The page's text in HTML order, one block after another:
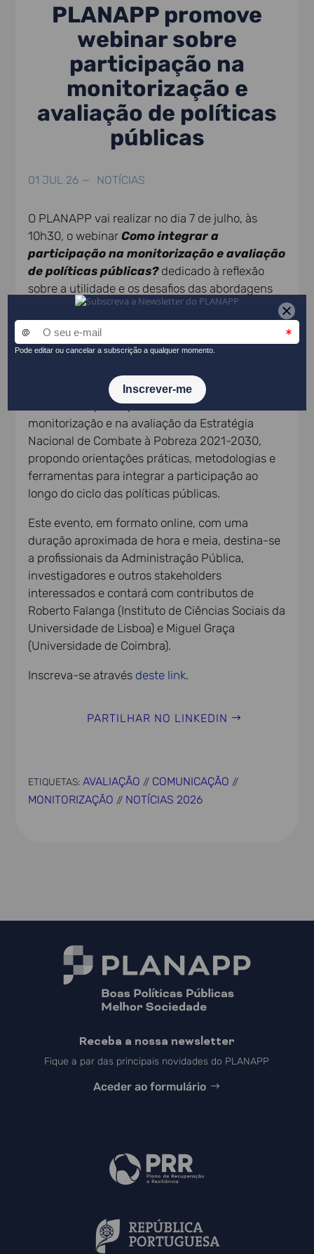
PLANAPP promove
webinar sobre
participação na
monitorização e
avaliação de políticas
públicas
01 JUL 26 — NOTÍCIAS
O PLANAPP vai realizar no dia 7 de julho, às
10h30, o webinarComo integrar a
participação na monitorização e avaliação
de políticas públicas? dedicado à reflexão
sobre a utilidade e os desafios das abordagens
participativas na monitorização e avaliação das
políticas públicas.
O webinar dedica-se, ainda, à partilha das
da implementação do projeto-piloto no âmbito
das sessões participativas levadas a cabo na
monitorização e na avaliação da Estratégia
Nacional de Combate à Pobreza 2021-2030,
propondo orientações práticas, metodologias e
ferramentas para integrar a participação ao
longo do ciclo das políticas públicas.
Este evento, em formato online, com uma
duração aproximada de hora e meia, destina-se
a profissionais da Administração Pública,
investigadores e outros stakeholders
interessados e contará com contributos de
Roberto Falanga (Instituto de Ciências Sociais da
Universidade de Lisboa) e Miguel Graça
(Universidade de Coimbra).
Inscreva-se através deste link.
PARTILHAR NO LINKEDIN
ETIQUETAS:AVALIAÇÃO // COMUNICAÇÃO //
MONITORIZAÇÃO // NOTÍCIAS 2026
Receba a nossa newsletter
Fique a par das principais novidades do PLANAPP
Aceder ao formulário